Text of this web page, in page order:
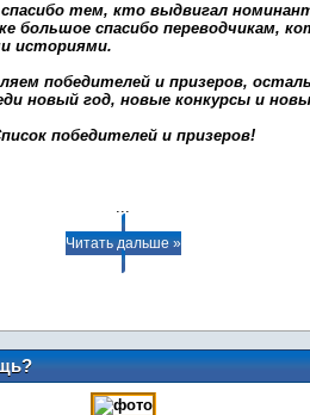
тем, кто выдвигал
большое спасибо переводчикам,
историями.
победителей и призеров,
новый год, новые конкурсы и
победителей и призеров!
...
Читать дальше »